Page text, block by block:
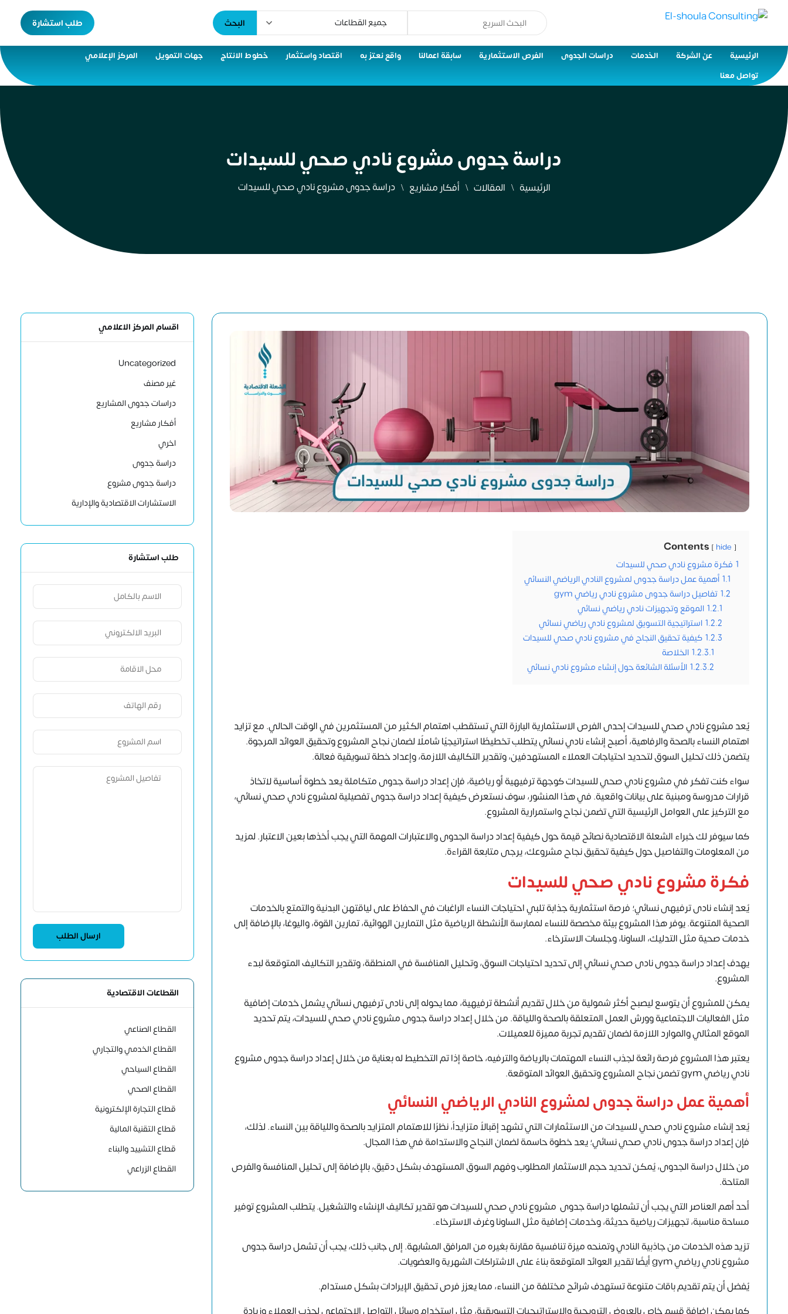
البحث طلب استشارة
الرئيسية عن الشركة الخدمات دراسات الجدوى الفرص الاستثمارية سابقة اعمالنا واقع نعتز به اقتصاد واستثمار خطوط الانتاج جهات التمويل
المركز الإعلامي
تواصل معنا
دراسة جدوى مشروع نادي صحي للسيدات
الرئيسية المقالات أفكار مشاريع دراسة جدوى مشروع نادي صحي للسيدات
Contents hide
1 فكرة مشروع نادي صحي للسيدات
1.1 أهمية عمل دراسة جدوى لمشروع النادي الرياضي النسائي
1.2 تفاصيل دراسة جدوى مشروع نادي رياضي gym
1.2.1 الموقع وتجهيزات نادي رياضي نسائي
1.2.2 استراتيجية التسويق لمشروع نادي رياضي نسائي
1.2.3 كيفية تحقيق النجاح في مشروع نادي صحي للسيدات
1.2.3.1 الخلاصة
1.2.3.2 الأسئلة الشائعة حول إنشاء مشروع نادي نسائي
يُعد مشروع نادي صحي للسيدات إحدى الفرص الاستثمارية البارزة التي تستقطب اهتمام الكثير من المستثمرين في الوقت الحالي. مع تزايد
اهتمام النساء بالصحة والرفاهية، أصبح إنشاء نادي نسائي يتطلب تخطيطًا استراتيجيًا شاملًا لضمان نجاح المشروع وتحقيق العوائد المرجوة.
يتضمن ذلك تحليل السوق لتحديد احتياجات العملاء المستهدفين، وتقدير التكاليف اللازمة، وإعداد خطة تسويقية فعالة.
سواء كنت تفكر في مشروع نادي صحي للسيدات كوجهة ترفيهية أو رياضية، فإن إعداد دراسة جدوى متكاملة يعد خطوة أساسية لاتخاذ
قرارات مدروسة ومبنية على بيانات واقعية. في هذا المنشور، سوف نستعرض كيفية إعداد دراسة جدوى تفصيلية لمشروع نادي صحي نسائي،
مع التركيز على العوامل الرئيسية التي تضمن نجاح واستمرارية المشروع.
كما سيوفر لك خبراءالشعلة الاقتصاديةنصائح قيمة حول كيفية إعداد دراسة الجدوى والاعتبارات المهمة التي يجب أخذها بعين الاعتبار. لمزيد
من المعلومات والتفاصيل حول كيفية تحقيق نجاح مشروعك، يرجى متابعة القراءة.
فكرة مشروع نادي صحي للسيدات
يُعد إنشاء نادى ترفيهى نسائي؛ فرصة استثمارية جذابة تلبي احتياجات النساء الراغبات في الحفاظ على لياقتهن البدنية والتمتع بالخدمات
الصحية المتنوعة. يوفر هذا المشروع بيئة مخصصة للنساء لممارسة الأنشطة الرياضية مثل التمارين الهوائية، تمارين القوة، واليوغا، بالإضافة إلى
خدمات صحية مثل التدليك، الساونا، وجلسات الاسترخاء.
يهدف إعداد دراسة جدوى نادى صحي نسائي إلى تحديد احتياجات السوق، وتحليل المنافسة في المنطقة، وتقدير التكاليف المتوقعة لبدء
المشروع.
يمكن للمشروع أن يتوسع ليصبح أكثر شمولية من خلال تقديم أنشطة ترفيهية، مما يحوله إلى نادى ترفيهى نسائي يشمل خدمات إضافية
مثل الفعاليات الاجتماعية وورش العمل المتعلقة بالصحة واللياقة. من خلال إعداد دراسة جدوى مشروع نادي صحي للسيدات، يتم تحديد
الموقع المثالي والموارد اللازمة لضمان تقديم تجربة مميزة للعميلات.
يعتبر هذا المشروع فرصة رائعة لجذب النساء المهتمات بالرياضة والترفيه، خاصة إذا تم التخطيط له بعناية من خلال إعداد دراسة جدوى مشروع
نادي رياضي gym تضمن نجاح المشروع وتحقيق العوائد المتوقعة.
أهمية عمل دراسة جدوى لمشروع النادي الرياضي النسائي
يُعد إنشاء مشروع نادي صحي للسيدات من الاستثمارات التي تشهد إقبالاً متزايداً، نظرًا للاهتمام المتزايد بالصحة واللياقة بين النساء. لذلك،
فإن إعداد دراسة جدوى نادي صحي نسائي؛ يعد خطوة حاسمة لضمان النجاح والاستدامة في هذا المجال.
من خلال دراسة الجدوى، يُمكن تحديد حجم الاستثمار المطلوب وفهم السوق المستهدف بشكل دقيق، بالإضافة إلى تحليل المنافسة والفرص
المتاحة.
أحد أهم العناصر التي يجب أن تشملها دراسة جدوى مشروع نادي صحي للسيدات هو تقدير تكاليف الإنشاء والتشغيل. يتطلب المشروع توفير
مساحة مناسبة، تجهيزات رياضية حديثة، وخدمات إضافية مثل الساونا وغرف الاسترخاء.
تزيد هذه الخدمات من جاذبية النادي وتمنحه ميزة تنافسية مقارنة بغيره من المرافق المشابهة. إلى جانب ذلك، يجب أن تشمل دراسة جدوى
مشروع نادي رياضي gym أيضًا تقدير العوائد المتوقعة بناءً على الاشتراكات الشهرية والعضويات.
يُفضل أن يتم تقديم باقات متنوعة تستهدف شرائح مختلفة من النساء، مما يعزز فرص تحقيق الإيرادات بشكل مستدام.
اقسام المركز الاعلامي
Uncategorized
غير مصنف
دراسات جدوى المشاريع
أفكار مشاريع
اخري
دراسة جدوى
دراسة جدوى مشروع
الاستشارات الاقتصادية والإدارية
طلب استشارة
القطاعات الاقتصادية
القطاع الصناعي
القطاع الخدمي والتجاري
القطاع السياحي
القطاع الصحي
قطاع التجارة الإلكترونية
قطاع التقنية المالية
قطاع التشييد والبناء
القطاع الزراعي